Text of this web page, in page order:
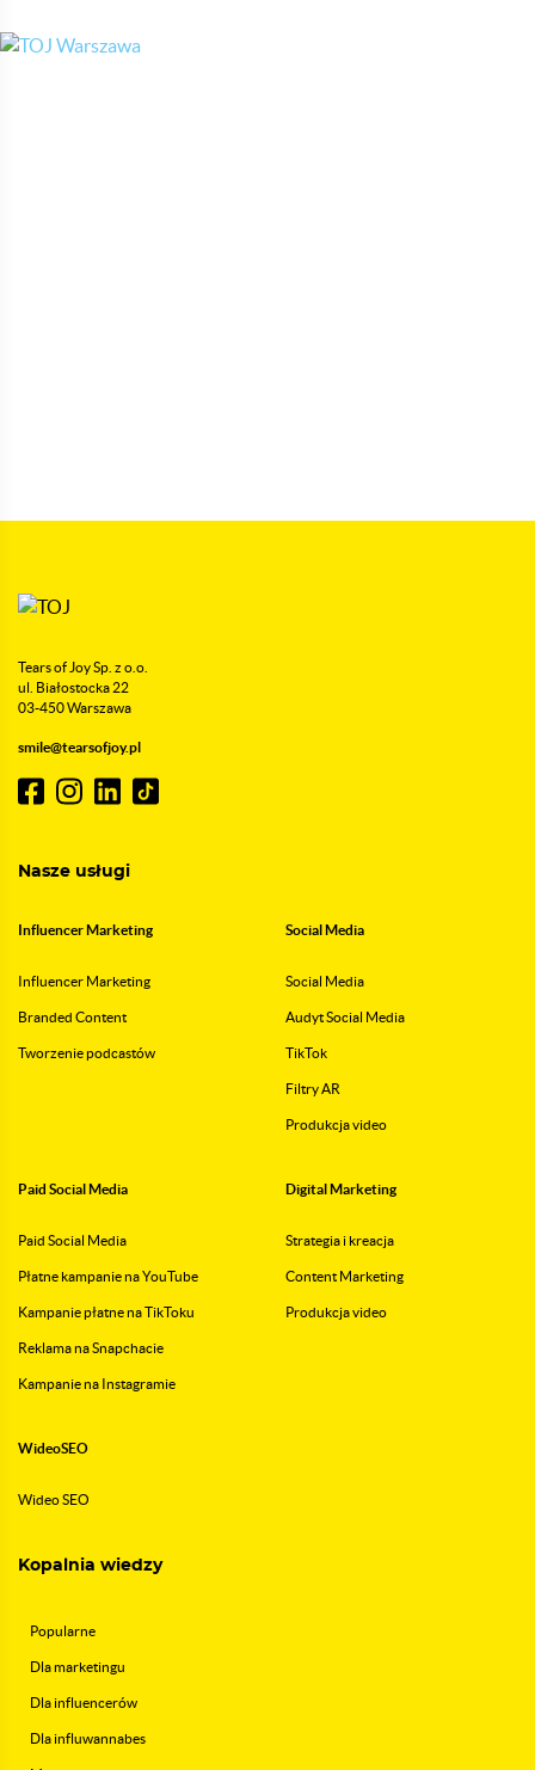
Tears of Joy Sp. z o.o.
ul. Białostocka 22
03-450 Warszawa
smile@tearsofjoy.pl
Nasze usługi
Influencer Marketing
Influencer Marketing
Branded Content
Tworzenie podcastów
Social Media
Social Media
Audyt Social Media
TikTok
Filtry AR
Produkcja video
Paid Social Media
Paid Social Media
Płatne kampanie na YouTube
Kampanie płatne na TikToku
Reklama na Snapchacie
Kampanie na Instagramie
Digital Marketing
Strategia i kreacja
Content Marketing
Produkcja video
WideoSEO
Wideo SEO
Kopalnia wiedzy
Popularne
Dla marketingu
Dla influencerów
Dla influwannabes